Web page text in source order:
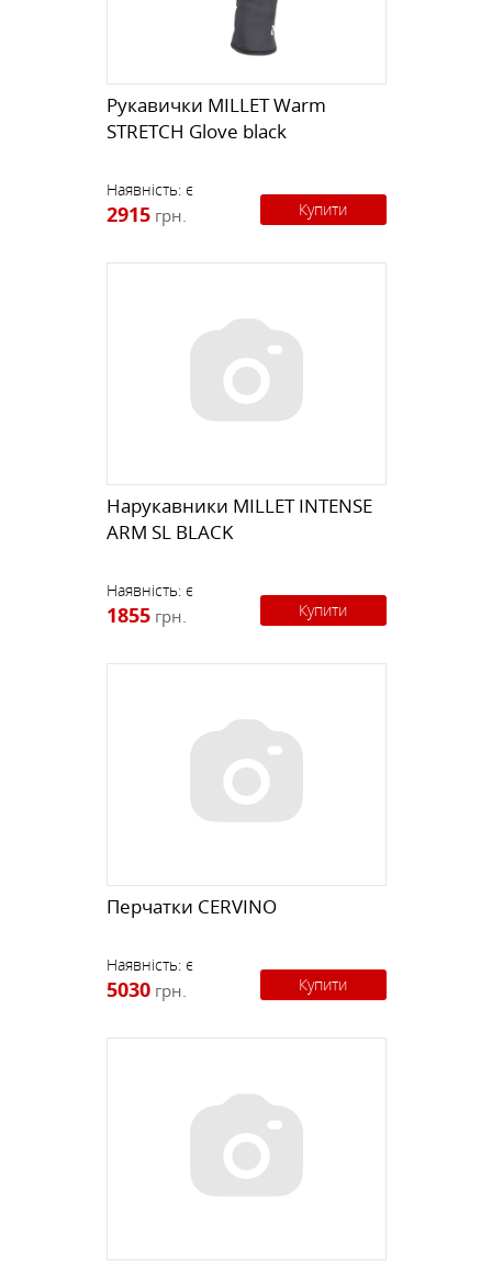
Рукавички MILLET Warm
STRETCH Glove black
Наявність: є
2915 грн. Купити
Нарукавники MILLET INTENSE
ARM SL BLACK
Наявність: є
1855 грн. Купити
Перчатки CERVINO
Наявність: є
5030 грн. Купити